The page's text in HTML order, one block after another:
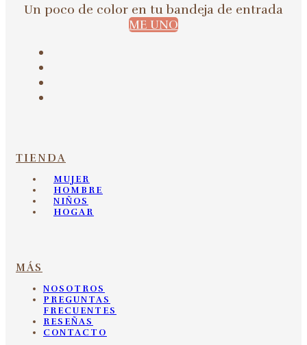
Un poco de color en tu bandeja de entrada
ME UNO
TIENDA
MUJER
HOMBRE
NIÑOS
HOGAR
MÁS
NOSOTROS
PREGUNTAS
FRECUENTES
RESEÑAS
CONTACTO